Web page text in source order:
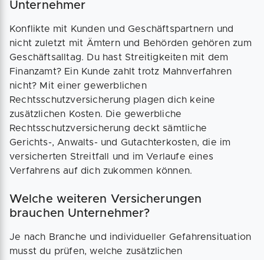
Unternehmer
Konflikte mit Kunden und Geschäftspartnern und
nicht zuletzt mit Ämtern und Behörden gehören zum
Geschäftsalltag. Du hast Streitigkeiten mit dem
Finanzamt? Ein Kunde zahlt trotz Mahnverfahren
nicht? Mit einer gewerblichen
Rechtsschutzversicherung plagen dich keine
zusätzlichen Kosten. Die gewerbliche
Rechtsschutzversicherung deckt sämtliche
Gerichts-, Anwalts- und Gutachterkosten, die im
versicherten Streitfall und im Verlaufe eines
Verfahrens auf dich zukommen können.
Welche weiteren Versicherungen
brauchen Unternehmer?
Je nach Branche und individueller Gefahrensituation
musst du prüfen, welche zusätzlichen